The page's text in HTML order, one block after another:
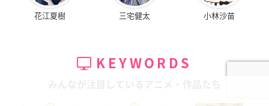
花江夏樹 三宅健太 小林沙苗
KEYWORDS